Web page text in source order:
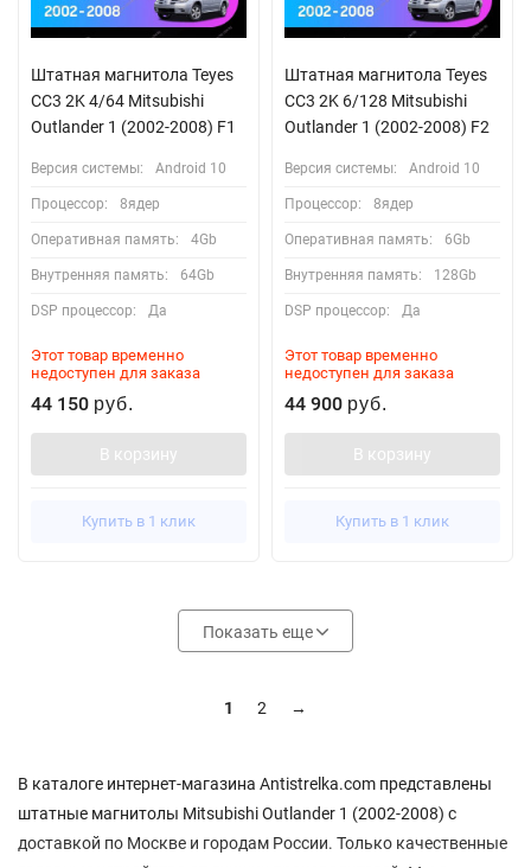
Штатная магнитола Teyes
CC3 2K 4/64 Mitsubishi
Outlander 1 (2002-2008) F1
Версия системы: Android 10
Процессор: 8ядер
Оперативная память: 4Gb
Внутренняя память: 64Gb
DSP процессор: Да
Этот товар временно
недоступен для заказа
44 150 руб.
В корзину
Купить в 1 клик
Штатная магнитола Teyes
CC3 2K 6/128 Mitsubishi
Outlander 1 (2002-2008) F2
Версия системы: Android 10
Процессор: 8ядер
Оперативная память: 6Gb
Внутренняя память: 128Gb
DSP процессор: Да
Этот товар временно
недоступен для заказа
44 900 руб.
В корзину
Купить в 1 клик
Показать еще
1 2 →
В каталоге интернет-магазина Antistrelka.com представлены
штатные магнитолы Mitsubishi Outlander 1 (2002-2008) с
доставкой по Москве и городам России. Только качественные